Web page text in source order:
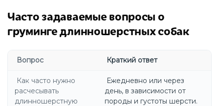
Часто задаваемые вопросы о
груминге длинношерстных собак
Вопрос Краткий ответ
Как часто нужно
расчесывать
длинношерстную
Ежедневно или через
день, в зависимости от
породы и густоты шерсти.